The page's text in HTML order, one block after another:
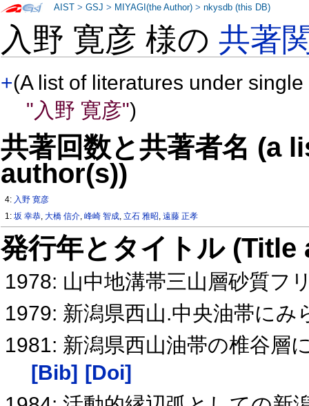
入野 寛彦 様の共著
+(A list of literatures under
"入野 寛彦")
共著回数と共著者名 (a
author(s))
4: 入野 寛彦
1:坂 幸恭,大橋 信介,峰崎 智成,立石 雅昭,遠藤 正孝
発行年とタイトル
1978: 山中地溝帯三山層砂質フ
1979: 新潟県西山.中央油帯に
1981: 新潟県西山油帯の椎谷
[Bib]
[Doi]
AIST >GSJ > MIYAGI(the Author) >nkysdb (this DB)